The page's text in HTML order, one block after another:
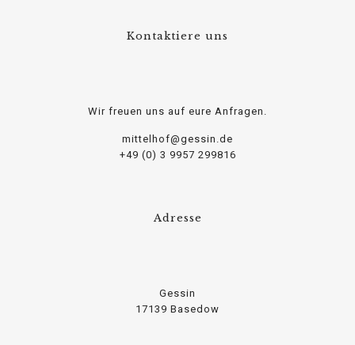
Kontaktiere uns
Wir freuen uns auf eure Anfragen.
mittelhof@gessin.de
+49 (0) 3 9957 299816
Adresse
Gessin
17139 Basedow